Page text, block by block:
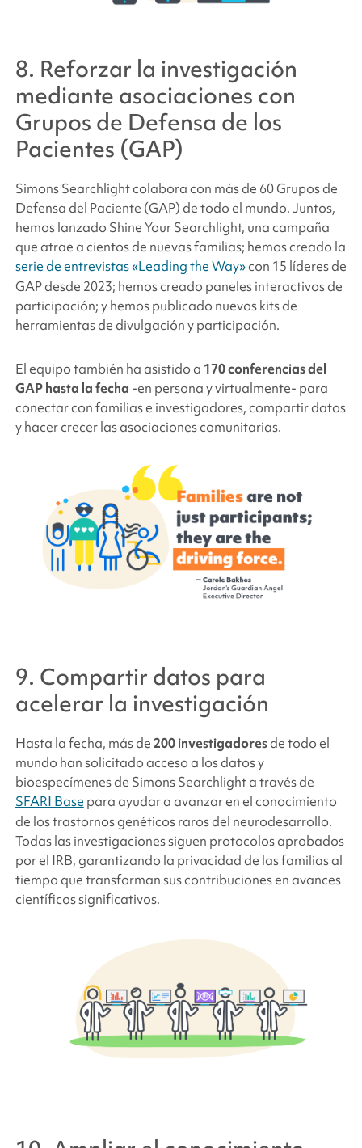
8. Reforzar la investigación
mediante asociaciones con
Grupos de Defensa de los
Pacientes (GAP)
Simons Searchlightcolabora con más de 60 Grupos de
Defensa del Paciente (GAP) de todo el mundo. Juntos,
hemos lanzado Shine Your Searchlight, una campaña
que atrae a cientos de nuevas familias; hemos creado la
serie de entrevistas «Leading the Way»con 15 líderes de
GAP desde 2023; hemos creado paneles interactivos de
participación; y hemos publicado nuevos kits de
herramientas de divulgación y participación.
El equipo también ha asistido a 170 conferencias del
GAP hasta la fecha -en persona y virtualmente- para
conectar con familias e investigadores, compartir datos
y hacer crecer las asociaciones comunitarias.
9. Compartir datos para
acelerar la investigación
Hasta la fecha, más de200 investigadoresde todo el
mundo han solicitado acceso a los datos y
bioespecímenesde Simons Searchlighta través de
SFARI Base para ayudar a avanzar en el conocimiento
de los trastornos genéticos raros del neurodesarrollo.
Todas las investigaciones siguen protocolos aprobados
por el IRB, garantizando la privacidad de las familias al
tiempo que transforman sus contribuciones en avances
científicos significativos.